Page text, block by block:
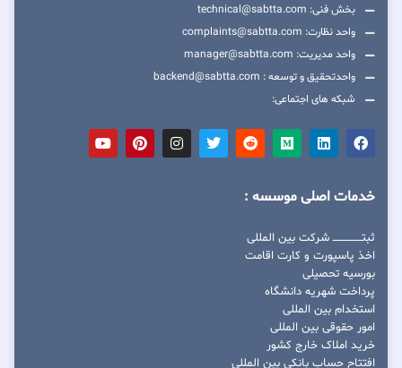
بخش فنی: technical@sabtta.com
واحد نظارت: complaints@sabtta.com
واحد مدیریت: manager@sabtta.com
واحدتحقیق و توسعه : backend@sabtta.com
شبکه های اجتماعی:
خدمات اصلی موسسه :
ثبتــــــــــــــــ شرکت بین المللی
اخذ پاسپورت و کارت اقامت
بورسیه تحصیلی
پرداخت شهریه دانشگاه
استخدام بین المللی
امور حقوقی بین المللی
خرید املاک خارج کشور
افتتاح حساب بانکی بین المللی